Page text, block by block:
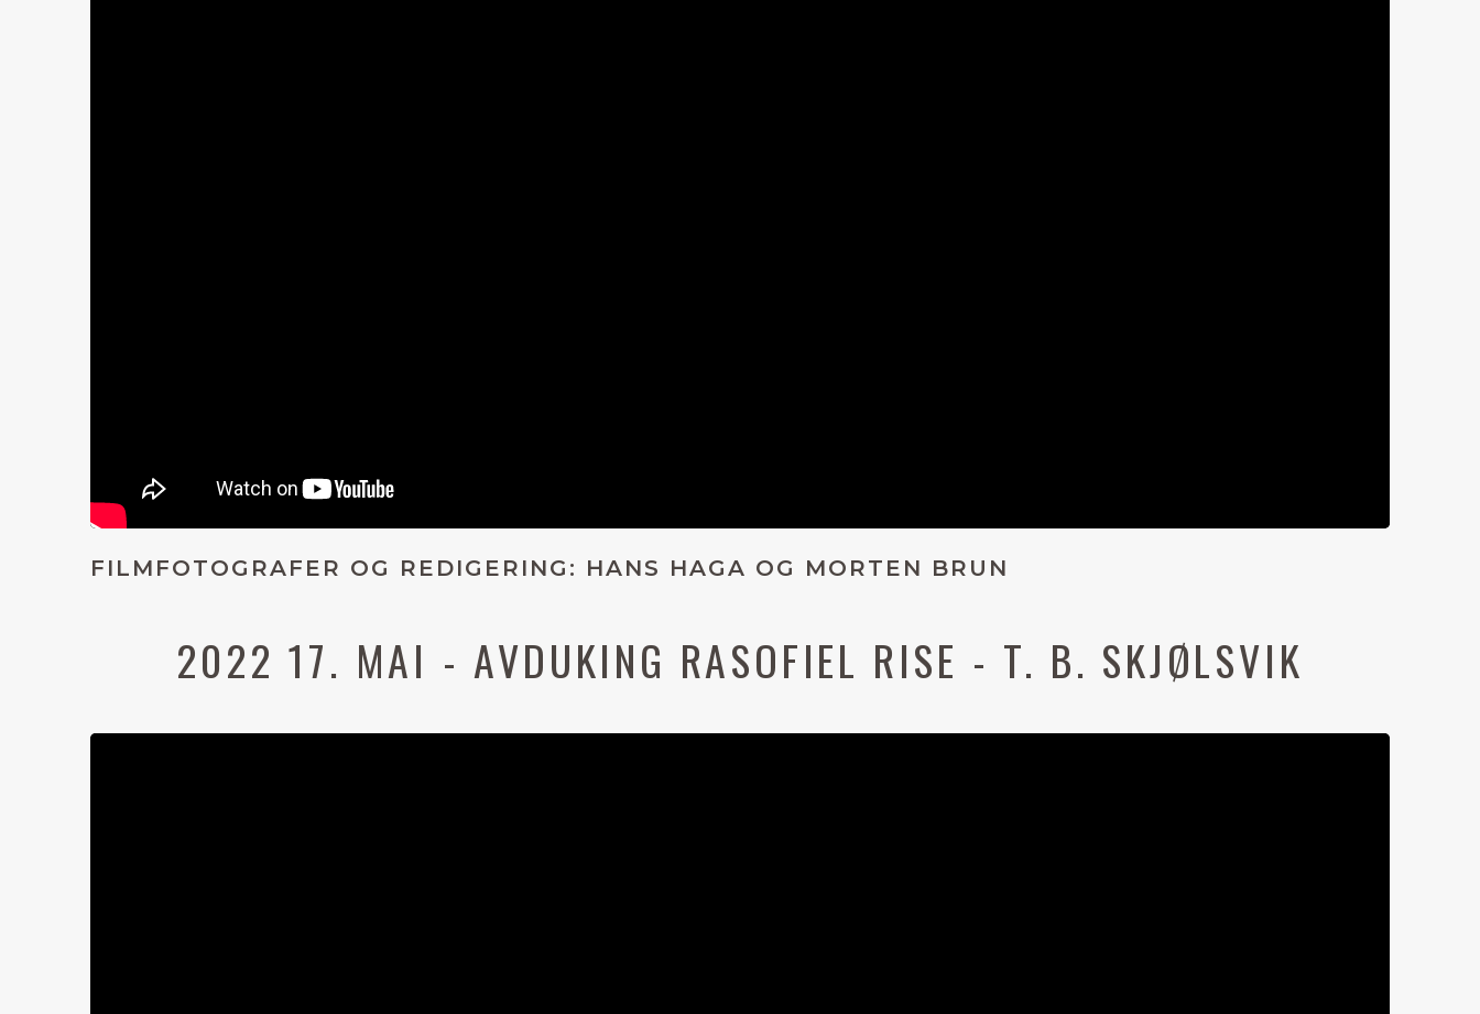
FILMFOTOGRAFER OG REDIGERING: HANS HAGA OG MORTEN BRUN
2022 17. MAI - AVDUKING RASOFIEL RISE - T. B. SKJØLSVIK